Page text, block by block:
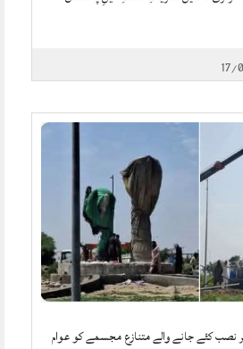
17/
پر نصب کئے جانے والے متنازع مجسمے کو عوام